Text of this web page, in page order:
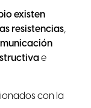
existen
resistencias,
e
con la